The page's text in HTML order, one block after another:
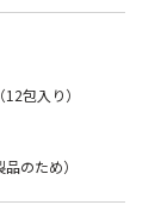
包入り）
のため）